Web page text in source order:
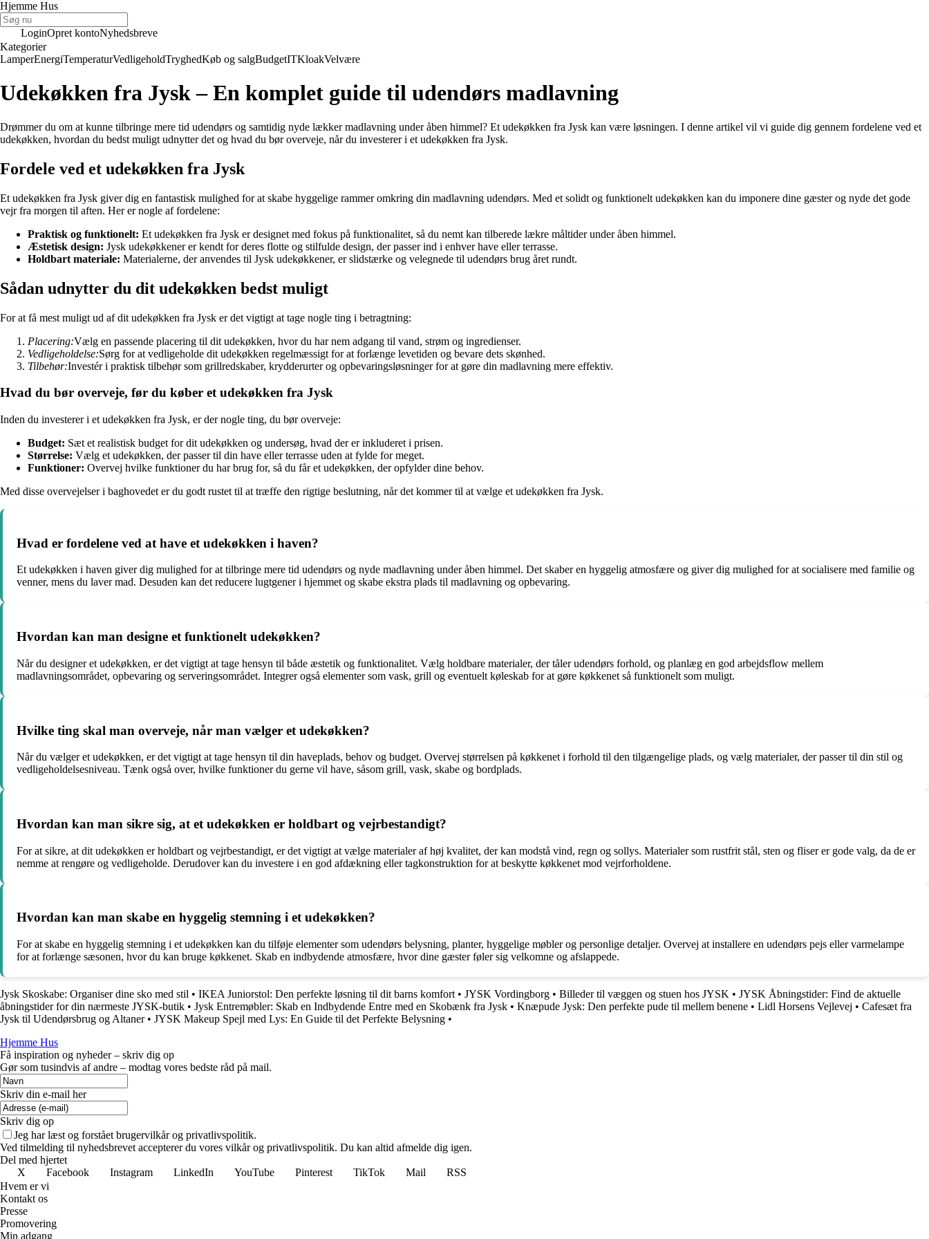
Hjemme Hus
LoginOpret kontoNyhedsbreve
Kategorier
LamperEnergiTemperaturVedligeholdTryghedKøb og salgBudgetITKloakVelvære
Udekøkken fra Jysk – En komplet guide til udendørs madlavning
Drømmer du om at kunne tilbringe mere tid udendørs og samtidig nyde lækker madlavning under åben himmel? Et udekøkken fra Jysk kan være løsningen. I denne artikel vil vi guide dig gennem fordelene ved et
udekøkken, hvordan du bedst muligt udnytter det og hvad du bør overveje, når du investerer i et udekøkken fra Jysk.
Fordele ved et udekøkken fra Jysk
Et udekøkken fra Jysk giver dig en fantastisk mulighed for at skabe hyggelige rammer omkring din madlavning udendørs. Med et solidt og funktionelt udekøkken kan du imponere dine gæster og nyde det gode
vejr fra morgen til aften. Her er nogle af fordelene:
Praktisk og funktionelt: Et udekøkken fra Jysk er designet med fokus på funktionalitet, så du nemt kan tilberede lækre måltider under åben himmel.
Æstetisk design: Jysk udekøkkener er kendt for deres flotte og stilfulde design, der passer ind i enhver have eller terrasse.
Holdbart materiale: Materialerne, der anvendes til Jysk udekøkkener, er slidstærke og velegnede til udendørs brug året rundt.
Sådan udnytter du dit udekøkken bedst muligt
For at få mest muligt ud af dit udekøkken fra Jysk er det vigtigt at tage nogle ting i betragtning:
Placering:Vælg en passende placering til dit udekøkken, hvor du har nem adgang til vand, strøm og ingredienser.
Vedligeholdelse:Sørg for at vedligeholde dit udekøkken regelmæssigt for at forlænge levetiden og bevare dets skønhed.
Tilbehør:Investér i praktisk tilbehør som grillredskaber, krydderurter og opbevaringsløsninger for at gøre din madlavning mere effektiv.
Hvad du bør overveje, før du køber et udekøkken fra Jysk
Inden du investerer i et udekøkken fra Jysk, er der nogle ting, du bør overveje:
Budget: Sæt et realistisk budget for dit udekøkken og undersøg, hvad der er inkluderet i prisen.
Størrelse: Vælg et udekøkken, der passer til din have eller terrasse uden at fylde for meget.
Funktioner: Overvej hvilke funktioner du har brug for, så du får et udekøkken, der opfylder dine behov.
Med disse overvejelser i baghovedet er du godt rustet til at træffe den rigtige beslutning, når det kommer til at vælge et udekøkken fra Jysk.
Hvad er fordelene ved at have et udekøkken i haven?
Et udekøkken i haven giver dig mulighed for at tilbringe mere tid udendørs og nyde madlavning under åben himmel. Det skaber en hyggelig atmosfære og giver dig mulighed for at socialisere med familie og
venner, mens du laver mad. Desuden kan det reducere lugtgener i hjemmet og skabe ekstra plads til madlavning og opbevaring.
Hvordan kan man designe et funktionelt udekøkken?
Når du designer et udekøkken, er det vigtigt at tage hensyn til både æstetik og funktionalitet. Vælg holdbare materialer, der tåler udendørs forhold, og planlæg en god arbejdsflow mellem
madlavningsområdet, opbevaring og serveringsområdet. Integrer også elementer som vask, grill og eventuelt køleskab for at gøre køkkenet så funktionelt som muligt.
Hvilke ting skal man overveje, når man vælger et udekøkken?
Når du vælger et udekøkken, er det vigtigt at tage hensyn til din haveplads, behov og budget. Overvej størrelsen på køkkenet i forhold til den tilgængelige plads, og vælg materialer, der passer til din stil og
vedligeholdelsesniveau. Tænk også over, hvilke funktioner du gerne vil have, såsom grill, vask, skabe og bordplads.
Hvordan kan man sikre sig, at et udekøkken er holdbart og vejrbestandigt?
For at sikre, at dit udekøkken er holdbart og vejrbestandigt, er det vigtigt at vælge materialer af høj kvalitet, der kan modstå vind, regn og sollys. Materialer som rustfrit stål, sten og fliser er gode valg, da de er
nemme at rengøre og vedligeholde. Derudover kan du investere i en god afdækning eller tagkonstruktion for at beskytte køkkenet mod vejrforholdene.
Hvordan kan man skabe en hyggelig stemning i et udekøkken?
For at skabe en hyggelig stemning i et udekøkken kan du tilføje elementer som udendørs belysning, planter, hyggelige møbler og personlige detaljer. Overvej at installere en udendørs pejs eller varmelampe
for at forlænge sæsonen, hvor du kan bruge køkkenet. Skab en indbydende atmosfære, hvor dine gæster føler sig velkomne og afslappede.
Jysk Skoskabe: Organiser dine sko med stil • IKEA Juniorstol: Den perfekte løsning til dit barns komfort • JYSK Vordingborg • Billeder til væggen og stuen hos JYSK • JYSK Åbningstider: Find de aktuelle
åbningstider for din nærmeste JYSK-butik • Jysk Entremøbler: Skab en Indbydende Entre med en Skobænk fra Jysk • Knæpude Jysk: Den perfekte pude til mellem benene • Lidl Horsens Vejlevej • Cafesæt fra
Jysk til Udendørsbrug og Altaner• JYSK Makeup Spejl med Lys: En Guide til det Perfekte Belysning •
Hjemme Hus
Få inspiration og nyheder – skriv dig op
Gør som tusindvis af andre – modtag vores bedste råd på mail.
Skriv din e-mail her
Skriv dig op
Jeg har læst og forstået brugervilkår og privatlivspolitik.
Ved tilmelding til nyhedsbrevet accepterer du vores vilkår og privatlivspolitik. Du kan altid afmelde dig igen.
Del med hjertet
X
Facebook Instagram LinkedIn YouTube Pinterest TikTok Mail
RSS
Hvem er vi
Kontakt os
Presse
Promovering
Min adgang